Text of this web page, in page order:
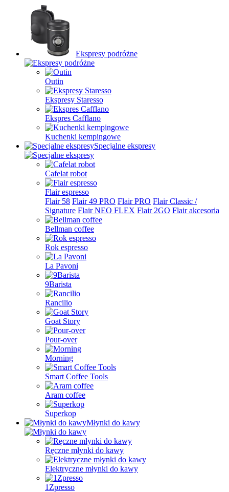
Ekspresy podróżne
Outin
Ekspresy Staresso
Ekspres Cafflano
Kuchenki kempingowe
Specjalne ekspresy
Cafelat robot
Flair espresso
Flair 58 Flair 49 PRO Flair PRO Flair Classic /
Signature Flair NEO FLEX Flair 2GO Flair akcesoria
Bellman coffee
Rok espresso
La Pavoni
9Barista
Rancilio
Goat Story
Pour-over
Morning
Smart Coffee Tools
Aram coffee
Superkop
Młynki do kawy
Ręczne młynki do kawy
Elektryczne młynki do kawy
1Zpresso